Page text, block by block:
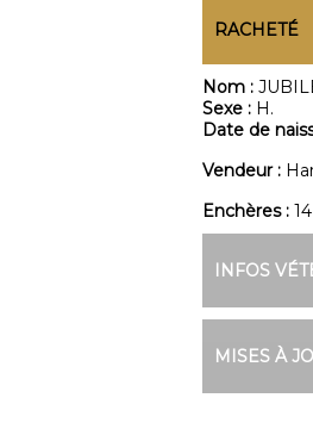
RACHETÉ
Nom :
Sexe : H.
Date de
Vendeur :
Enchères :
INFOS
MISES À